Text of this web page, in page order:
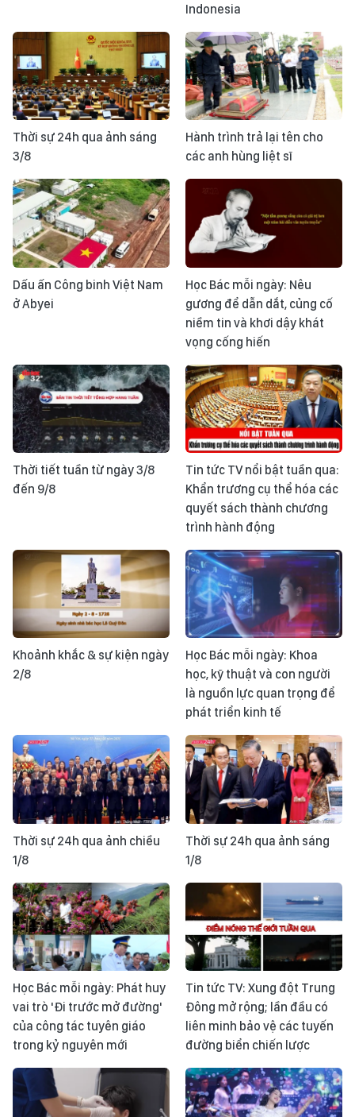
Indonesia
Thời sự 24h qua ảnh sáng
3/8
Hành trình trả lại tên cho
các anh hùng liệt sĩ
Dấu ấn Công binh Việt Nam
ở Abyei
Học Bác mỗi ngày: Nêu
gương để dẫn dắt, củng cố
niềm tin và khơi dậy khát
vọng cống hiến
Thời tiết tuần từ ngày 3/8
đến 9/8
Tin tức TV nổi bật tuần qua:
Khẩn trương cụ thể hóa các
quyết sách thành chương
trình hành động
Khoảnh khắc & sự kiện ngày
2/8
Học Bác mỗi ngày: Khoa
học, kỹ thuật và con người
là nguồn lực quan trọng để
phát triển kinh tế
Thời sự 24h qua ảnh chiều
1/8
Thời sự 24h qua ảnh sáng
1/8
Học Bác mỗi ngày: Phát huy
vai trò 'Đi trước mở đường'
của công tác tuyên giáo
trong kỷ nguyên mới
Tin tức TV: Xung đột Trung
Đông mở rộng; lần đầu có
liên minh bảo vệ các tuyến
đường biển chiến lược